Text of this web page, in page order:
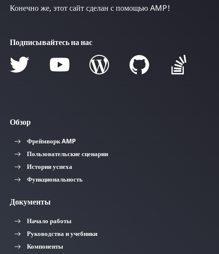
Конечно же, этот сайт сделан с помощью AMP!
Подписывайтесь на нас
Обзор
Фреймворк AMP
Пользовательские сценарии
Истории успеха
Функциональность
Документы
Начало работы
Руководства и учебники
Компоненты